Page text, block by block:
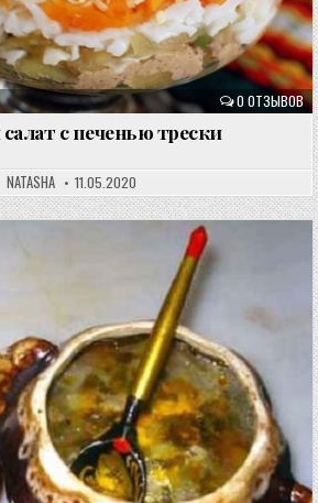
0 ОТЗЫВОВ
с печенью трески
NATASHA 11.05.2020